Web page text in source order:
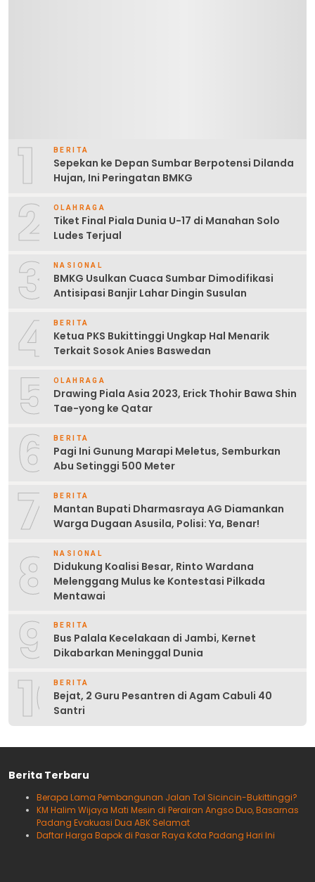
1 BERITA
Sepekan ke Depan Sumbar Berpotensi Dilanda
Hujan, Ini Peringatan BMKG
2 OLAHRAGA
Tiket Final Piala Dunia U-17 di Manahan Solo
Ludes Terjual
3 NASIONAL
BMKG Usulkan Cuaca Sumbar Dimodifikasi
Antisipasi Banjir Lahar Dingin Susulan
4 BERITA
Ketua PKS Bukittinggi Ungkap Hal Menarik
Terkait Sosok Anies Baswedan
5 OLAHRAGA
Drawing Piala Asia 2023, Erick Thohir Bawa Shin
Tae-yong ke Qatar
6 BERITA
Pagi Ini Gunung Marapi Meletus, Semburkan
Abu Setinggi 500 Meter
7 BERITA
Mantan Bupati Dharmasraya AG Diamankan
Warga Dugaan Asusila, Polisi: Ya, Benar!
8 NASIONAL
Didukung Koalisi Besar, Rinto Wardana
Melenggang Mulus ke Kontestasi Pilkada
Mentawai
9 BERITA
Bus Palala Kecelakaan di Jambi, Kernet
Dikabarkan Meninggal Dunia
10BERITA
Bejat, 2 Guru Pesantren di Agam Cabuli 40
Santri
Berita Terbaru
Berapa Lama Pembangunan Jalan Tol Sicincin-Bukittinggi?
KM Halim Wijaya Mati Mesin di Perairan Angso Duo, Basarnas
Padang Evakuasi Dua ABK Selamat
Daftar Harga Bapok di Pasar Raya Kota Padang Hari Ini